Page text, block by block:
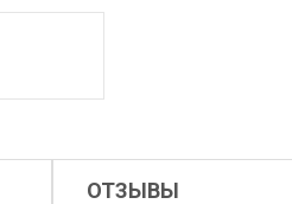
ОТЗЫВЫ